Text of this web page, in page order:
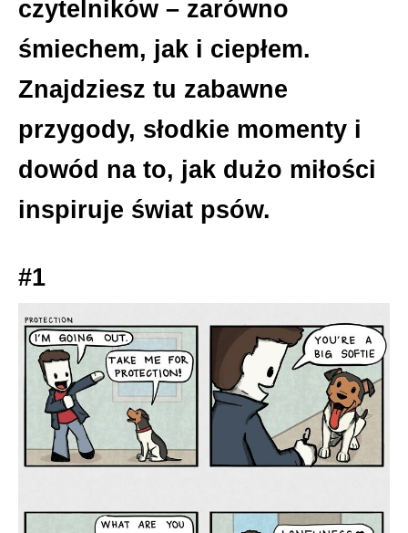
czytelników – zarówno
śmiechem, jak i ciepłem.
Znajdziesz tu zabawne
przygody, słodkie momenty i
dowód na to, jak dużo miłości
inspiruje świat psów.
#1